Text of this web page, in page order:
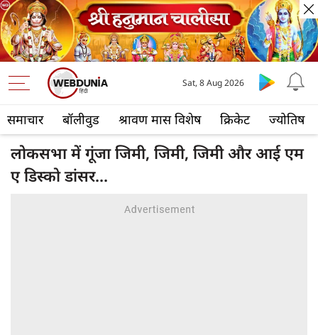
समाचार बॉलीवुड श्रावण मास विशेष क्रिकेट ज्योतिष
Sat, 8 Aug 2026
लोकसभा में गूंजा जिमी, जिमी, जिमी और आई एम
ए डिस्को डांसर...